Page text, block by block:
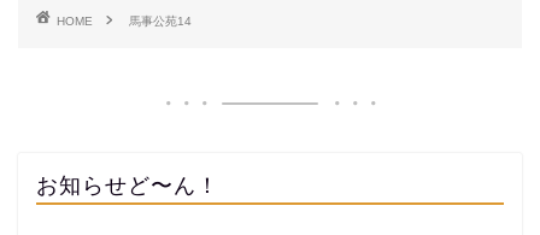
HOME 馬事公苑14
お知らせど〜ん！